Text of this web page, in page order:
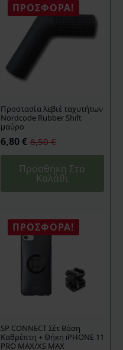
ΠΡΟΣΦΟΡΆ!
Προστασία λεβιέ ταχυτήτων
Nordcode Rubber Shift
μαύρο
8,50€
Original
price
was:
6,80€
Η
τρέχουσα
τιμή
6,80 €.
Προσθήκη Στο
Καλάθι
ΠΡΟΣΦΟΡΆ!
SP CONNECT Σέτ Βάση
Καθρέπτη + Θήκη iPHONE 11
PRO MAX/XS MAX